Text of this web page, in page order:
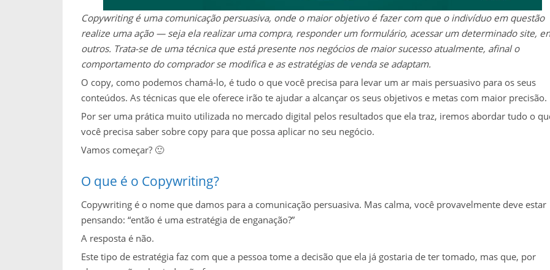
Copywriting é uma comunicação persuasiva, onde o maior objetivo é fazer com que o indivíduo em questão
realize uma ação — seja ela realizar uma compra, responder um formulário, acessar um determinado site,
outros. Trata-se de uma técnica que está presente nos negócios de maior sucesso atualmente, afinal o
comportamento do comprador se modifica e as estratégias de venda se adaptam.
O copy, como podemos chamá-lo, é tudo o que você precisa para levar um ar mais persuasivo para os seus
conteúdos. As técnicas que ele oferece irão te ajudar a alcançar os seus objetivos e metas com maior precisão.
Por ser uma prática muito utilizada no mercado digital pelos resultados que ela traz, iremos abordar tudo o
você precisa saber sobre copy para que possa aplicar no seu negócio.
Vamos começar? 🙂
O que é o Copywriting?
Copywriting é o nome que damos para a comunicação persuasiva. Mas calma, você provavelmente deve estar
pensando: “então é uma estratégia de enganação?”
A resposta é não.
Este tipo de estratégia faz com que a pessoa tome a decisão que ela já gostaria de ter tomado, mas que, por